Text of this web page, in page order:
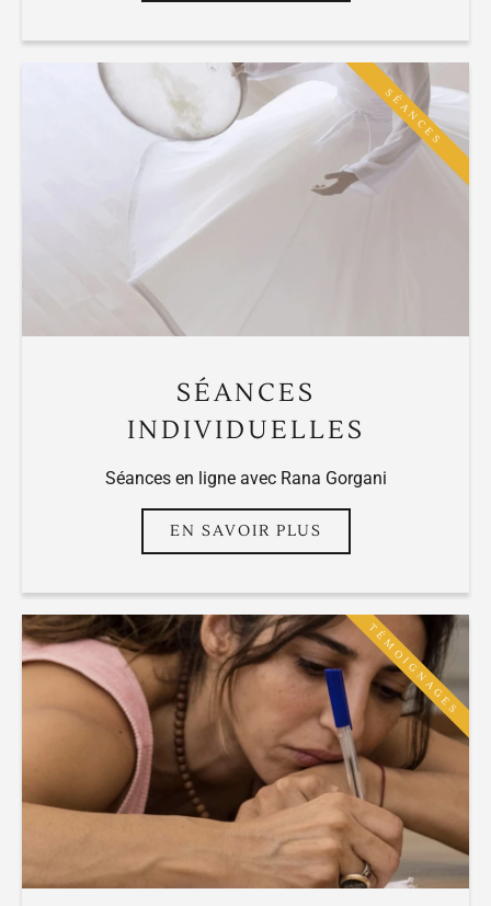
SÉANCES
INDIVIDUELLES
Séances en ligne avec Rana Gorgani
EN SAVOIR PLUS
SÉANCES
TÉMOIGNAGES